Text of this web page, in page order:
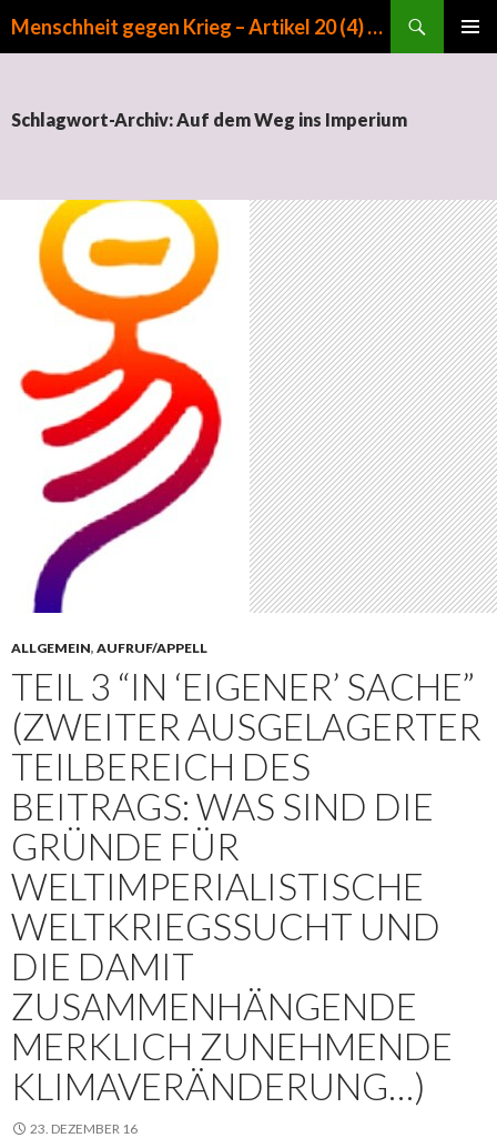
Menschheit gegen Krieg – Artikel 20 (4) GG
Schlagwort-Archiv: Auf dem Weg ins Imperium
ALLGEMEIN, AUFRUF/APPELL
TEIL 3 “IN ‘EIGENER’ SACHE”
(ZWEITER AUSGELAGERTER
TEILBEREICH DES
BEITRAGS: WAS SIND DIE
GRÜNDE FÜR
WELTIMPERIALISTISCHE
WELTKRIEGSSUCHT UND
DIE DAMIT
ZUSAMMENHÄNGENDE
MERKLICH ZUNEHMENDE
KLIMAVERÄNDERUNG…)
23. DEZEMBER 16